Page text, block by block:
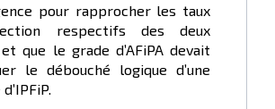
pour rapprocher les taux
respectifs des deux
que le grade d’AFiPA devait
le débouché logique d’une